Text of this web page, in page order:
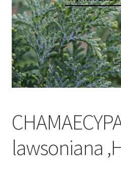
lawsoniana